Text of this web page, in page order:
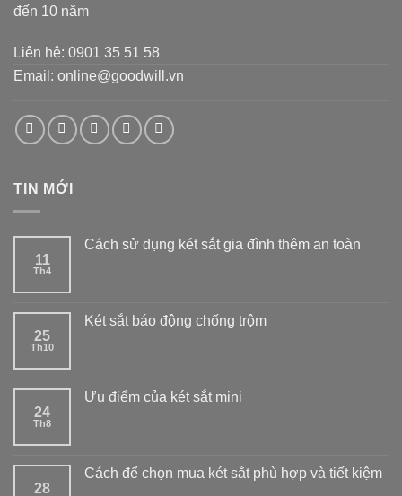
đến 10 năm
Liên hệ: 0901 35 51 58
Email: online@goodwill.vn
TIN MỚI
11
Th4
Cách sử dụng két sắt gia đình thêm an toàn
25
Th10
Két sắt báo động chống trộm
24
Th8
Ưu điểm của két sắt mini
28
Cách để chọn mua két sắt phù hợp và tiết kiệm